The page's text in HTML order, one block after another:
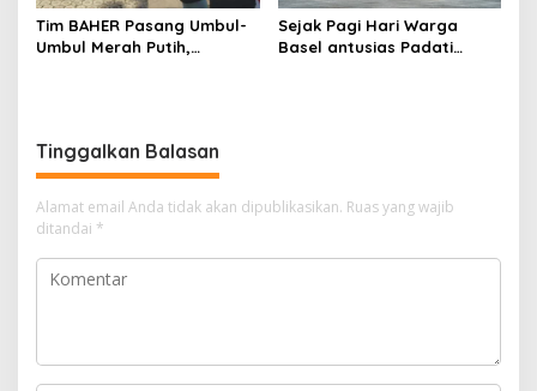
Tim BAHER Pasang Umbul-
Umbul Merah Putih,
Sejak Pagi Hari Warga
Basel antusias Padati
Tinggalkan Balasan
Alamat email Anda tidak akan dipublikasikan. Ruas yang wajib
ditandai *